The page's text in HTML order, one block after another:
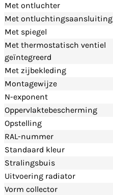
Met ontluchter
Met ontluchtingsaansluiting
Met spiegel
Met thermostatisch ventiel
geïntegreerd
Met zijbekleding
Montagewijze
N-exponent
Oppervlaktebescherming
Opstelling
RAL-nummer
Standaard kleur
Stralingsbuis
Uitvoering radiator
Vorm collector